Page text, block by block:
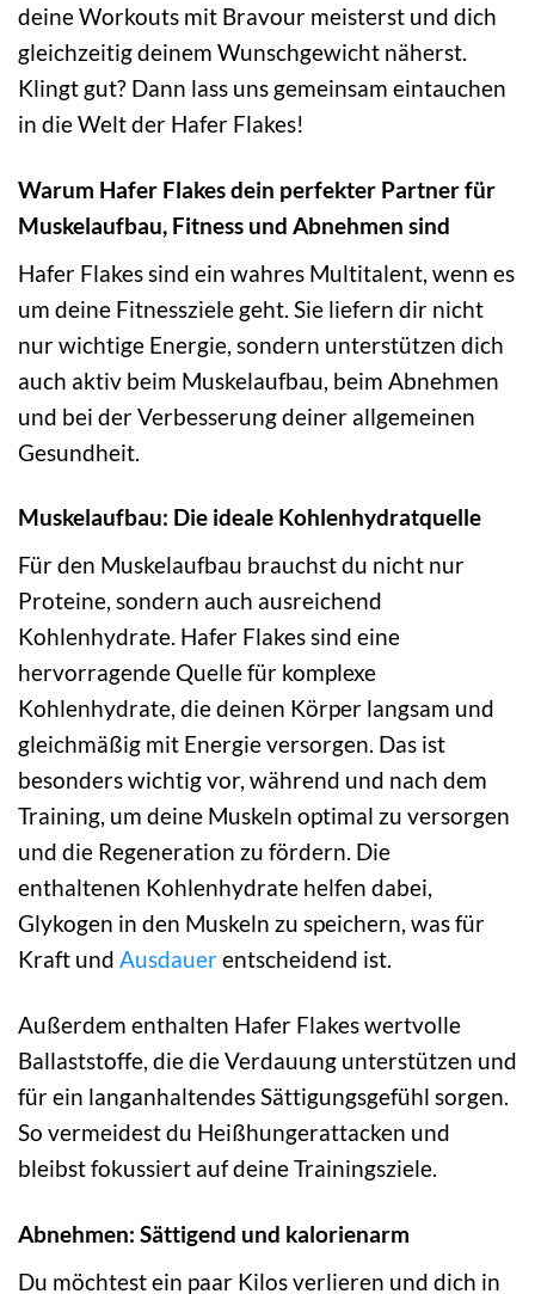
deine Workouts mit Bravour meisterst und dich
gleichzeitig deinem Wunschgewicht näherst.
Klingt gut? Dann lass uns gemeinsam eintauchen
in die Welt der Hafer Flakes!
Warum Hafer Flakes dein perfekter Partner für
Muskelaufbau, Fitness und Abnehmen sind
Hafer Flakes sind ein wahres Multitalent, wenn es
um deine Fitnessziele geht. Sie liefern dir nicht
nur wichtige Energie, sondern unterstützen dich
auch aktiv beim Muskelaufbau, beim Abnehmen
und bei der Verbesserung deiner allgemeinen
Gesundheit.
Muskelaufbau: Die ideale Kohlenhydratquelle
Für den Muskelaufbau brauchst du nicht nur
Proteine, sondern auch ausreichend
Kohlenhydrate. Hafer Flakes sind eine
hervorragende Quelle für komplexe
Kohlenhydrate, die deinen Körper langsam und
gleichmäßig mit Energie versorgen. Das ist
besonders wichtig vor, während und nach dem
Training, um deine Muskeln optimal zu versorgen
und die Regeneration zu fördern. Die
enthaltenen Kohlenhydrate helfen dabei,
Glykogen in den Muskeln zu speichern, was für
Kraft und Ausdauerentscheidend ist.
Außerdem enthalten Hafer Flakes wertvolle
Ballaststoffe, die die Verdauung unterstützen und
für ein langanhaltendes Sättigungsgefühl sorgen.
So vermeidest du Heißhungerattacken und
bleibst fokussiert auf deine Trainingsziele.
Abnehmen: Sättigend und kalorienarm
Du möchtest ein paar Kilos verlieren und dich in